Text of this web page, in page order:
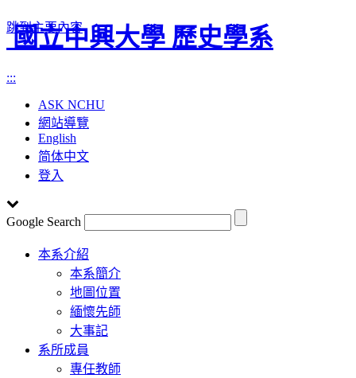
跳到主要內容
國立中興大學 歷史學系
:::
ASK NCHU
網站導覽
English
简体中文
登入
Google Search
Toggle
navigation
本系介紹
本系簡介
地圖位置
緬懷先師
大事記
系所成員
專任教師